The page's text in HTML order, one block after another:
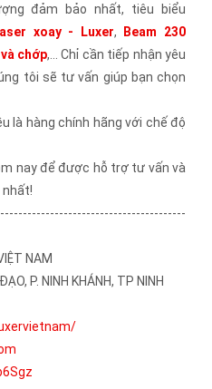
đảm bảo nhất, tiêu biểu
xoay - Luxer,
Beam 230
chớp,... Chỉ cần tiếp nhận yêu
tôi sẽ tư vấn giúp bạn chọn
là hàng chính hãng với chế độ
nay để được hỗ trợ tư vấn và
NAM
P. NINH KHÁNH, TP NINH